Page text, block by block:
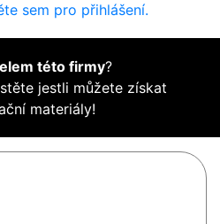
sem pro přihlášení.
této firmy?
jestli můžete získat
materiály!